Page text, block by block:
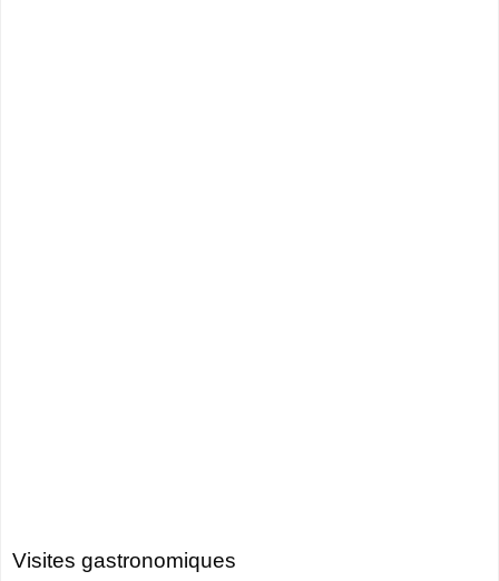
Visites gastronomiques